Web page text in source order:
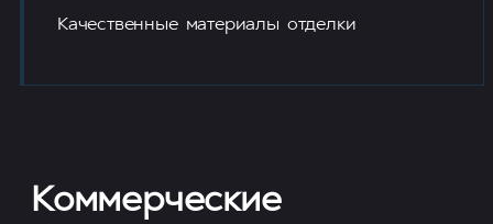
Качественные материалы отделки
Коммерческие